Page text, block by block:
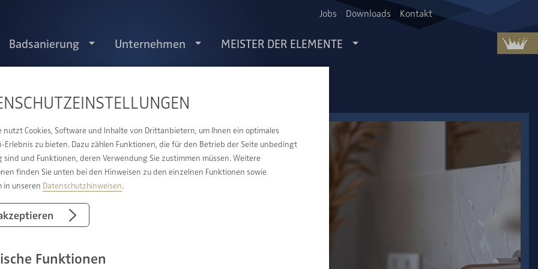
nutzt Cookies, Software und Inhalte von Drittanbietern, um Ihnen ein optimales
Erlebnis zu bieten. Dazu zählen Funktionen, die für den Betrieb der Seite unbedingt
sind und Funktionen, deren Verwendung Sie zustimmen müssen. Weitere
finden Sie unten bei den Hinweisen zu den einzelnen Funktionen sowie
in unseren Datenschutzhinweisen.
Funktionen
Badsanierung Unternehmen MEISTER DER ELEMENTE
Jobs Downloads Kontakt
SIND
gestalten - wir